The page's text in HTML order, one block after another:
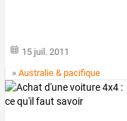
15 juil. 2011
»Australie & pacifique